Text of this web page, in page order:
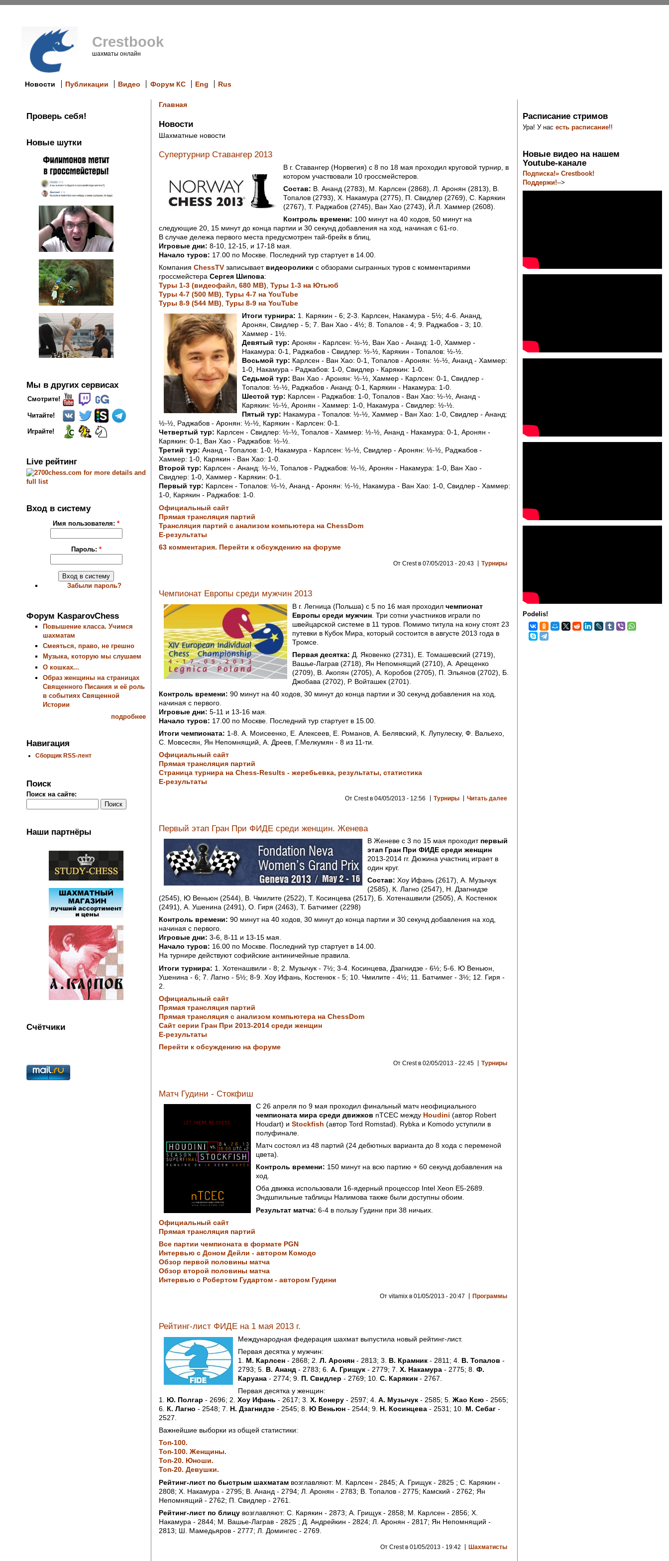
Crestbook
шахматы онлайн
Новости Публикации Видео Форум КС Eng Rus
Проверь себя!
Новые шутки
Мы в других сервисах
Смотрите!
Читайте!
Играйте!
Live рейтинг
Вход в систему
Имя пользователя:*
Пароль: *
Забыли пароль?
Форум KasparovChess
Повышение класса. Учимся
шахматам
Смеяться, право, не грешно
Музыка, которую мы слушаем
О кошках...
Образ женщины на страницах
Священного Писания и её роль
в событиях Священной
Истории
подробнее
Навигация
Сборщик RSS-лент
Поиск
Поиск на сайте:
Наши партнёры
Счётчики
Главная
Новости
Шахматные новости
Супертурнир Ставангер 2013
В г. Ставангер (Норвегия) с 8 по 18 мая проходил круговой турнир, в
котором участвовали 10 гроссмейстеров.
Состав: В. Ананд (2783), М. Карлсен (2868), Л. Аронян (2813), В.
Топалов (2793), Х. Накамура (2775), П. Свидлер (2769), С. Карякин
(2767), Т. Раджабов (2745), Ван Хао (2743), Й.Л. Хаммер (2608).
Контроль времени: 100 минут на 40 ходов, 50 минут на
следующие 20, 15 минут до конца партии и 30 секунд добавления на ход, начиная с 61-го.
В случае дележа первого места предусмотрен тай-брейк в блиц.
Игровые дни: 8-10, 12-15, и 17-18 мая.
Начало туров: 17.00 по Москве. Последний тур стартует в 14.00.
Компания ChessTVзаписывает видеоролики с обзорами сыгранных туров с комментариями
гроссмейстера Сергея Шипова:
Туры 1-3 (видеофайл, 680 MB), Туры 1-3 на Ютьюб
Туры 4-7 (500 MB), Туры 4-7 на YouTube
Туры 8-9 (544 MB), Туры 8-9 на YouTube
Итоги турнира: 1. Карякин - 6; 2-3. Карлсен, Накамура - 5½; 4-6. Ананд,
Аронян, Свидлер - 5; 7. Ван Хао - 4½; 8. Топалов - 4; 9. Раджабов - 3; 10.
Хаммер - 1½.
Девятый тур: Аронян - Карлсен: ½-½, Ван Хао - Ананд: 1-0, Хаммер -
Накамура: 0-1, Раджабов - Свидлер: ½-½, Карякин - Топалов: ½-½.
Восьмой тур: Карлсен - Ван Хао: 0-1, Топалов - Аронян: ½-½, Ананд - Хаммер:
1-0, Накамура - Раджабов: 1-0, Свидлер - Карякин: 1-0.
Седьмой тур: Ван Хао - Аронян: ½-½, Хаммер - Карлсен: 0-1, Свидлер -
Топалов: ½-½, Раджабов - Ананд: 0-1, Карякин - Накамура: 1-0.
Шестой тур: Карлсен - Раджабов: 1-0, Топалов - Ван Хао: ½-½, Ананд -
Карякин: ½-½, Аронян - Хаммер: 1-0, Накамура - Свидлер: ½-½.
Пятый тур: Накамура - Топалов: ½-½, Хаммер - Ван Хао: 1-0, Свидлер - Ананд:
½-½, Раджабов - Аронян: ½-½, Карякин - Карлсен: 0-1.
Четвертый тур: Карлсен - Свидлер: ½-½, Топалов - Хаммер: ½-½, Ананд - Накамура: 0-1, Аронян -
Карякин: 0-1, Ван Хао - Раджабов: ½-½.
Третий тур: Ананд - Топалов: 1-0, Накамура - Карлсен: ½-½, Свидлер - Аронян: ½-½, Раджабов -
Хаммер: 1-0, Карякин - Ван Хао: 1-0.
Второй тур: Карлсен - Ананд: ½-½, Топалов - Раджабов: ½-½, Аронян - Накамура: 1-0, Ван Хао -
Свидлер: 1-0, Хаммер - Карякин: 0-1.
Первый тур: Карлсен - Топалов: ½-½, Ананд - Аронян: ½-½, Накамура - Ван Хао: 1-0, Свидлер - Хаммер:
1-0, Карякин - Раджабов: 1-0.
Официальный сайт
Прямая трансляция партий
Трансляция партий с анализом компьютера на ChessDom
Е-результаты
63 комментария. Перейти к обсуждению на форуме
От Crest в 07/05/2013 - 20:43 Турниры
Чемпионат Европы среди мужчин 2013
В г. Легница (Польша) с 5 по 16 мая проходил чемпионат
Европы среди мужчин. Три сотни участников играли по
швейцарской системе в 11 туров. Помимо титула на кону стоят 23
путевки в Кубок Мира, который состоится в августе 2013 года в
Тромсе.
Первая десятка: Д. Яковенко (2731), Е. Томашевский (2719),
Вашье-Лаграв (2718), Ян Непомнящий (2710), А. Арещенко
(2709), В. Акопян (2705), А. Коробов (2705), П. Эльянов (2702), Б.
Джобава (2702), Р. Войташек (2701).
Контроль времени: 90 минут на 40 ходов, 30 минут до конца партии и 30 секунд добавления на ход,
начиная с первого.
Игровые дни: 5-11 и 13-16 мая.
Начало туров: 17.00 по Москве. Последний тур стартует в 15.00.
Итоги чемпионата: 1-8. А. Моисеенко, Е. Алексеев, Е. Романов, А. Белявский, К. Лупулеску, Ф. Вальехо,
С. Мовсесян, Ян Непомнящий, А. Дреев, Г.Мелкумян - 8 из 11-ти.
Официальный сайт
Прямая трансляция партий
Страница турнира на Chess-Results - жеребьевка, результаты, статистика
Е-результаты
От Crest в 04/05/2013 - 12:56 Турниры Читать далее
Первый этап Гран При ФИДЕ среди женщин. Женева
В Женеве с 3 по 15 мая проходит первый
этап Гран При ФИДЕ среди женщин
2013-2014 гг. Дюжина участниц играет в
один круг.
Состав: Хоу Ифань (2617), А. Музычук
(2585), К. Лагно (2547), Н. Дзагнидзе
(2545), Ю Веньюн (2544), В. Чмилите (2522), Т. Косинцева (2517), Б. Хотенашвили (2505), А. Костенюк
(2491), А. Ушенина (2491), О. Гиря (2463), Т. Батчимег (2298)
Контроль времени: 90 минут на 40 ходов, 30 минут до конца партии и 30 секунд добавления на ход,
начиная с первого.
Игровые дни: 3-6, 8-11 и 13-15 мая.
Начало туров: 16.00 по Москве. Последний тур стартует в 14.00.
На турнире действуют софийские антиничейные правила.
Итоги турнира: 1. Хотенашвили - 8; 2. Музычук - 7½; 3-4. Косинцева, Дзагнидзе - 6½; 5-6. Ю Веньюн,
Ушенина - 6; 7. Лагно - 5½; 8-9. Хоу Ифань, Костенюк - 5; 10. Чмилите - 4½; 11. Батчимег - 3½; 12. Гиря -
2.
Официальный сайт
Прямая трансляция партий
Прямая трансляция с анализом компьютера на ChessDom
Сайт серии Гран При 2013-2014 среди женщин
Е-результаты
Перейти к обсуждению на форуме
От Crest в 02/05/2013 - 22:45 Турниры
Матч Гудини - Стокфиш
С 26 апреля по 9 мая проходил финальный матч неофициального
чемпионата мира среди движков nTCEC между Houdini (автор Robert
Houdart) и Stockfish (автор Tord Romstad). Rybka и Komodo уступили в
полуфинале.
Матч состоял из 48 партий (24 дебютных варианта до 8 хода с переменой
цвета).
Контроль времени: 150 минут на всю партию + 60 секунд добавления на
ход.
Оба движка использовали 16-ядерный процессор Intel Xeon E5-2689.
Эндшпильные таблицы Налимова также были доступны обоим.
Результат матча: 6-4 в пользу Гудини при 38 ничьих.
Официальный сайт
Прямая трансляция партий
Все партии чемпионата в формате PGN
Интервью с Доном Дейли - автором Комодо
Обзор первой половины матча
Обзор второй половины матча
Интервью с Робертом Гудартом - автором Гудини
От vitamix в 01/05/2013 - 20:47 Программы
Рейтинг-лист ФИДЕ на 1 мая 2013 г.
Международная федерация шахмат выпустила новый рейтинг-лист.
Первая десятка у мужчин:
1. М. Карлсен- 2868; 2. Л. Аронян- 2813; 3. В. Крамник- 2811; 4. В. Топалов -
2793; 5. В. Ананд- 2783; 6. А. Грищук- 2779; 7. Х. Накамура- 2775; 8. Ф.
Каруана- 2774; 9. П. Свидлер - 2769; 10. С. Карякин- 2767.
Первая десятка у женщин:
1. Ю. Полгар - 2696; 2. Хоу Ифань - 2617; 3. Х. Конеру- 2597; 4. А. Музычук- 2585; 5. Жао Ксю - 2565;
6. К. Лагно - 2548; 7. Н. Дзагнидзе- 2545; 8. Ю Веньюн- 2544; 9. Н. Косинцева- 2531; 10. М. Себаг-
2527.
Важнейшие выборки из общей статистики:
Топ-100.
Топ-100. Женщины.
Топ-20. Юноши.
Топ-20. Девушки.
Рейтинг-лист по быстрым шахматамвозглавляют: М. Карлсен - 2845; А. Грищук - 2825 ; С. Карякин -
2808; Х. Накамура - 2795; В. Ананд - 2794; Л. Аронян - 2783; В. Топалов - 2775; Камский - 2762; Ян
Непомнящий - 2762; П. Свидлер - 2761.
Рейтинг-лист по блицувозглавляют: С. Карякин - 2873; А. Грищук - 2858; М. Карлсен - 2856; Х.
Накамура - 2844; М. Вашье-Лаграв - 2825 ; Д. Андрейкин - 2824; Л. Аронян - 2817; Ян Непомнящий -
2813; Ш. Мамедьяров - 2777; Л. Домингес - 2769.
От Crest в 01/05/2013 - 19:42 Шахматисты
Расписание стримов
Ура! У насесть расписание!!
Новые видео на нашем
Youtube-канале
Подписка!» Crestbook!
Поддержи!-->
Podelis!